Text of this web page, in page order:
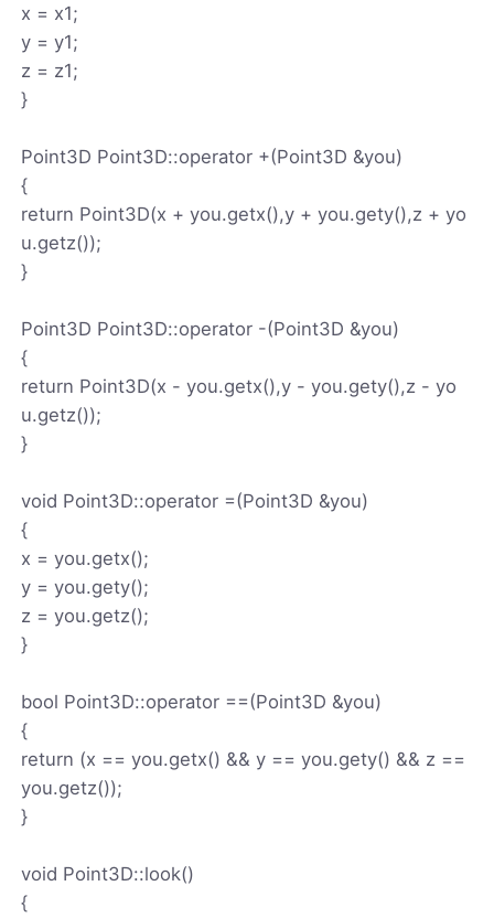
x = x1;
y = y1;
z = z1;
}
Point3D Point3D::operator +(Point3D &you)
{
return Point3D(x + you.getx(),y + you.gety(),z + yo
u.getz());
}
Point3D Point3D::operator -(Point3D &you)
{
return Point3D(x - you.getx(),y - you.gety(),z - yo
u.getz());
}
void Point3D::operator =(Point3D &you)
{
x = you.getx();
y = you.gety();
z = you.getz();
}
bool Point3D::operator ==(Point3D &you)
{
return (x == you.getx() && y == you.gety() && z ==
you.getz());
}
void Point3D::look()
{